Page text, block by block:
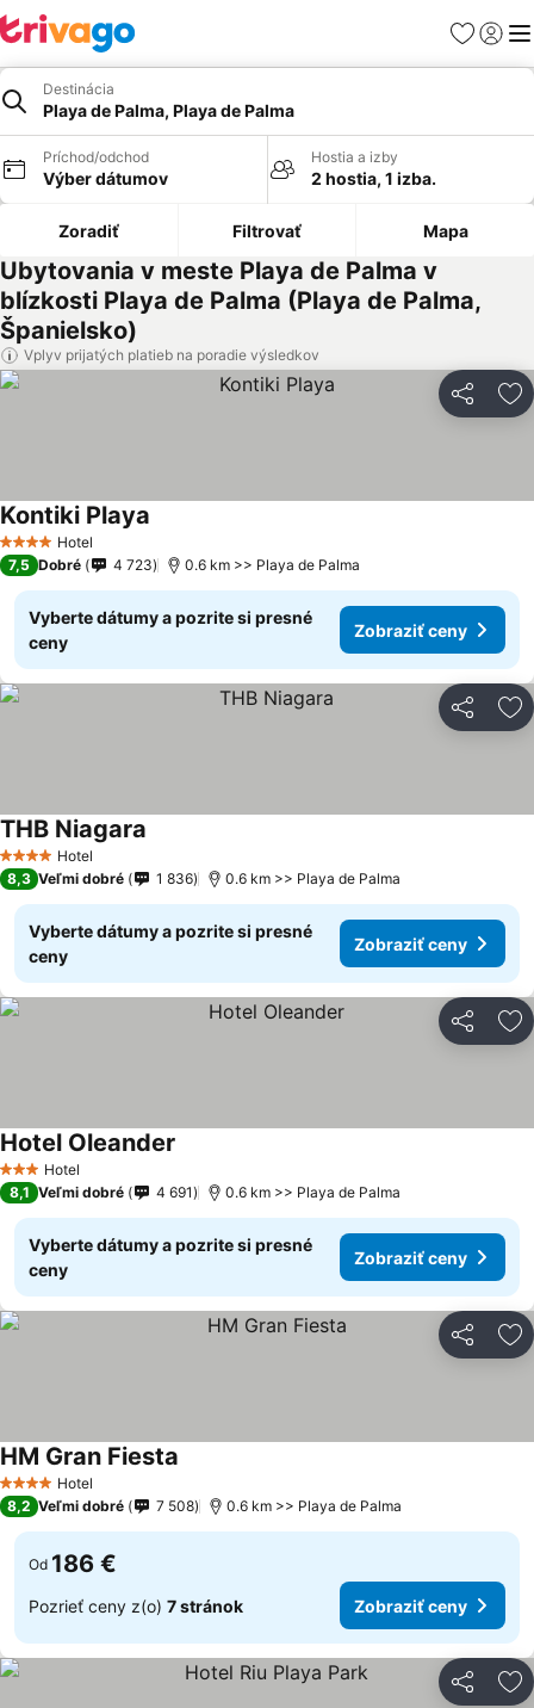
Obľúbené
Destinácia
Playa de Palma, Playa de Palma
Príchod/odchod
Výber dátumov
Hostia a izby
2 hostia, 1 izba.
Zoradiť Filtrovať Mapa
Ubytovania v meste Playa de Palma v
blízkosti Playa de Palma (Playa de Palma,
Španielsko)
Vplyv prijatých platieb na poradie výsledkov
Zdieľať
4 Počet hviezdičiek
Hotel
Kontiki Playa
7,5 Dobré 4 723 0.6 km >> Playa de Palma
Vyberte dátumy a pozrite si presné
ceny
Zobraziť ceny
Zdieľať
4 Počet hviezdičiek
Hotel
THB Niagara
8,3 Veľmi dobré 1 836 0.6 km >> Playa de Palma
Vyberte dátumy a pozrite si presné
ceny
Zobraziť ceny
Zdieľať
3 Počet hviezdičiek
Hotel
Hotel Oleander
8,1 Veľmi dobré 4 691 0.6 km >> Playa de Palma
Vyberte dátumy a pozrite si presné
ceny
Zobraziť ceny
Zdieľať
4 Počet hviezdičiek
Hotel
HM Gran Fiesta
8,2 Veľmi dobré 7 508 0.6 km >> Playa de Palma
Od 186 €
Pozrieť ceny z(o) 7 stránok Zobraziť ceny
Zdieľať